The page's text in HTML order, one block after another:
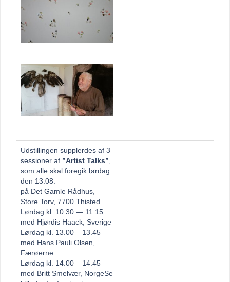
Udstillingen supplerdes af 3
sessioner af ”Artist Talks”
som alle skal foregik lørdag
den 13.08.
på Det Gamle Rådhus,
Store Torv, 7700 Thisted
Lørdag kl. 10.30 — 11.15
med Hjørdis Haack, Sverige
Lørdag kl. 13.00 – 13.45
med Hans Pauli Olsen,
Færøerne.
Lørdag kl. 14.00 – 14.45
med Britt Smelvær, NorgeSe